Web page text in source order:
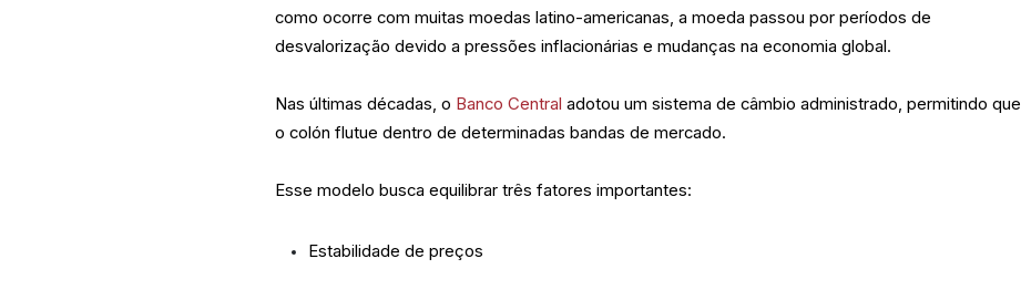
como ocorre com muitas moedas latino-americanas, a moeda passou por períodos de
desvalorização devido a pressões inflacionárias e mudanças na economia global.
Nas últimas décadas, o Banco Central adotou um sistema de câmbio administrado, permitindo que
o colón flutue dentro de determinadas bandas de mercado.
Esse modelo busca equilibrar três fatores importantes:
Estabilidade de preços